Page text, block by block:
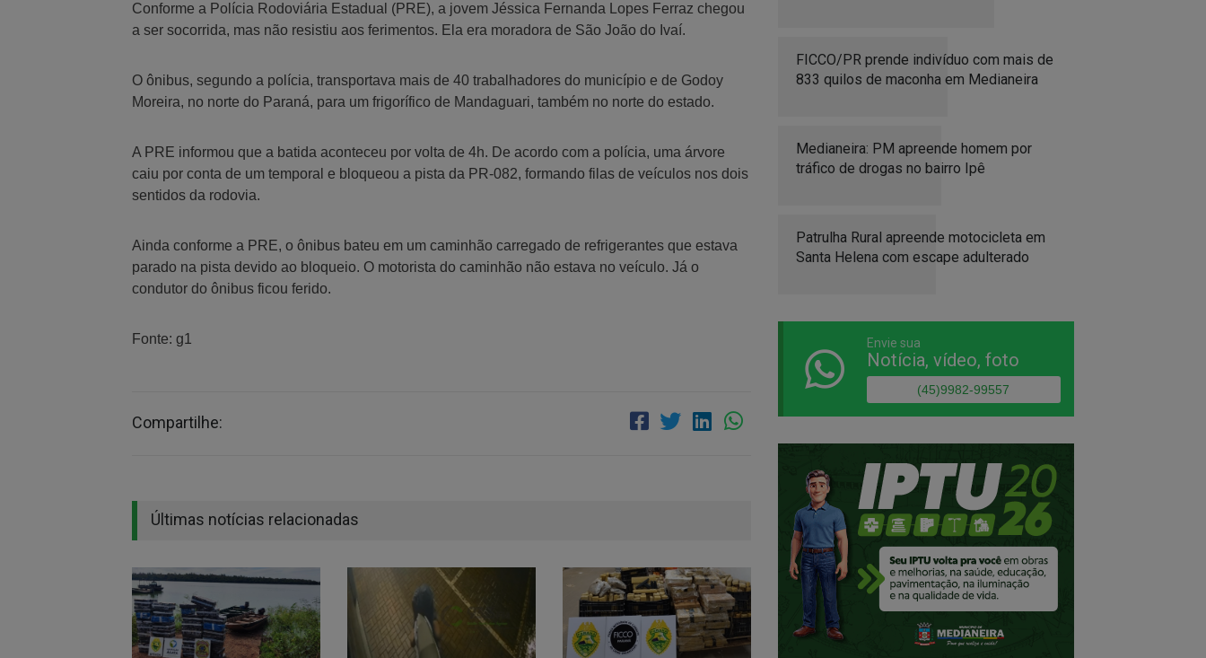
Conforme a Polícia Rodoviária Estadual (PRE), a jovem Jéssica Fernanda Lopes Ferraz chegou
a ser socorrida, mas não resistiu aos ferimentos. Ela era moradora de São João do Ivaí.
O ônibus, segundo a polícia, transportava mais de 40 trabalhadores do município e de Godoy
Moreira, no norte do Paraná, para um frigorífico de Mandaguari, também no norte do estado.
A PRE informou que a batida aconteceu por volta de 4h. De acordo com a polícia, uma árvore
caiu por conta de um temporal e bloqueou a pista da PR-082, formando filas de veículos nos dois
sentidos da rodovia.
Ainda conforme a PRE, o ônibus bateu em um caminhão carregado de refrigerantes que estava
parado na pista devido ao bloqueio. O motorista do caminhão não estava no veículo. Já o
condutor do ônibus ficou ferido.
Fonte: g1
Compartilhe:
Últimas notícias relacionadas
FICCO/PR prende indivíduo com mais de
833 quilos de maconha em Medianeira
Medianeira: PM apreende homem por
tráfico de drogas no bairro Ipê
Patrulha Rural apreende motocicleta em
Santa Helena com escape adulterado
Envie sua
Notícia, vídeo, foto
(45)9982-99557